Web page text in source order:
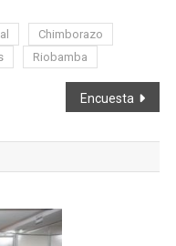
Chimborazo
Riobamba
Encuesta